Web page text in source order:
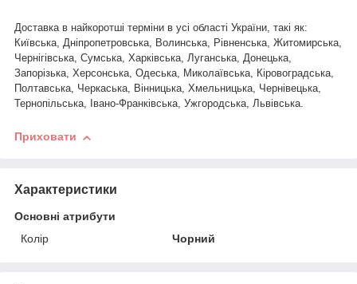
Доставка в найкоротші терміни в усі області України, такі як:
Київська, Дніпропетровська, Волинська, Рівненська, Житомирська,
Чернігівська, Сумська, Харківська, Луганська, Донецька,
Запорізька, Херсонська, Одеська, Миколаївська, Кіровоградська,
Полтавська, Черкаська, Вінницька, Хмельницька, Чернівецька,
Тернопільська, Івано-Франківська, Ужгородська, Львівська.
Приховати
Характеристики
Основні атрибути
Колір
Чорний